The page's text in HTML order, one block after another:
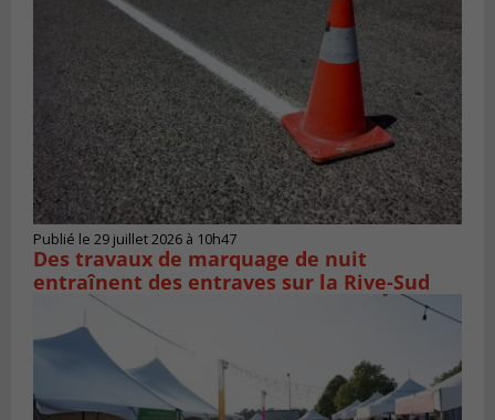
Publié le 29 juillet 2026 à 10h47
Des travaux de marquage de nuit
entraînent des entraves sur la Rive-Sud